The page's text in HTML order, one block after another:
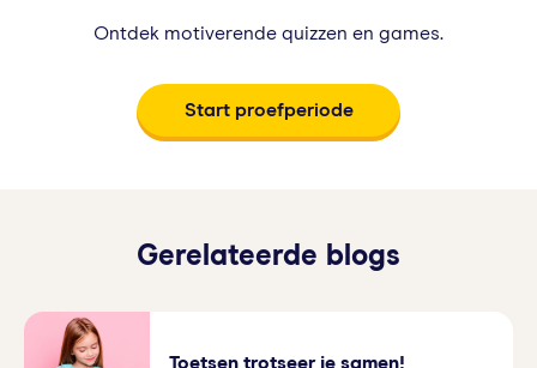
Ontdek motiverende quizzen en games.
Start proefperiode
Gerelateerde blogs
Toetsen trotseer je samen!